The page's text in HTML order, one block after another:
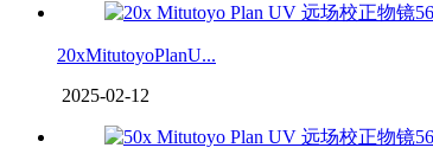
20xMitutoyoPlanU...
2025-02-12